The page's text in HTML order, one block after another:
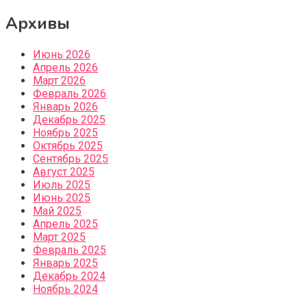
Архивы
Июнь 2026
Апрель 2026
Март 2026
Февраль 2026
Январь 2026
Декабрь 2025
Ноябрь 2025
Октябрь 2025
Сентябрь 2025
Август 2025
Июль 2025
Июнь 2025
Май 2025
Апрель 2025
Март 2025
Февраль 2025
Январь 2025
Декабрь 2024
Ноябрь 2024